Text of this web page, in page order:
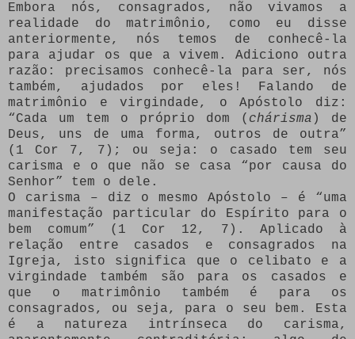
Embora nós, consagrados, não vivamos a
realidade do matrimônio, como eu disse
anteriormente, nós temos de conhecê-la
para ajudar os que a vivem. Adiciono outra
razão: precisamos conhecê-la para ser, nós
também, ajudados por eles! Falando de
matrimônio e virgindade, o Apóstolo diz:
“Cada um tem o próprio dom ( chárisma ) de
Deus, uns de uma forma, outros de outra”
(1 Cor 7, 7); ou seja: o casado tem seu
carisma e o que não se casa ​​“por causa do
Senhor” tem o dele.
O carisma – diz o mesmo Apóstolo – é “uma
manifestação particular do Espírito para o
bem comum” (1 Cor 12, 7). Aplicado à
relação entre casados ​​e consagrados na
Igreja, isto significa que o celibato e a
virgindade também são para os casados ​​e
que o matrimônio também é para os
consagrados, ou seja, para o seu bem. Esta
é a natureza intrínseca do carisma,